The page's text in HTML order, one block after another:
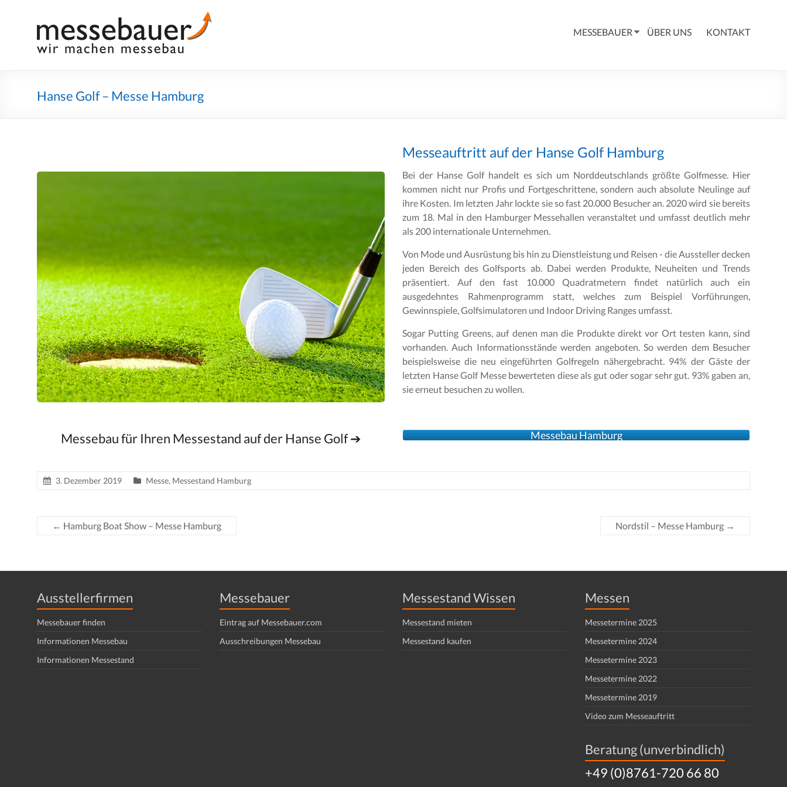
Messebauer
machen
Messebau
MESSEBAUER ÜBER UNS KONTAKT
Hanse Golf – Messe Hamburg
Messeauftritt auf der Hanse Golf Hamburg
Bei der Hanse Golf handelt es sich um Norddeutschlands größte Golfmesse. Hier
kommen nicht nur Profis und Fortgeschrittene, sondern auch absolute Neulinge auf
ihre Kosten. Im letzten Jahr lockte sie so fast 20.000 Besucher an. 2020 wird sie bereits
zum 18. Mal in den Hamburger Messehallen veranstaltet und umfasst deutlich mehr
als 200 internationale Unternehmen.
Von Mode und Ausrüstung bis hin zu Dienstleistung und Reisen - die Aussteller decken
jeden Bereich des Golfsports ab. Dabei werden Produkte, Neuheiten und Trends
präsentiert. Auf den fast 10.000 Quadratmetern findet natürlich auch ein
ausgedehntes Rahmenprogramm statt, welches zum Beispiel Vorführungen,
Gewinnspiele, Golfsimulatoren und Indoor Driving Ranges umfasst.
Sogar Putting Greens, auf denen man die Produkte direkt vor Ort testen kann, sind
vorhanden. Auch Informationsstände werden angeboten. So werden dem Besucher
beispielsweise die neu eingeführten Golfregeln nähergebracht. 94% der Gäste der
letzten Hanse Golf Messe bewerteten diese als gut oder sogar sehr gut. 93% gaben an,
sie erneut besuchen zu wollen.
Messebau für Ihren Messestand auf der Hanse Golf ➔ Messebau Hamburg
3. Dezember 2019 Messe, Messestand Hamburg
← Hamburg Boat Show – Messe Hamburg Nordstil – Messe Hamburg →
Ausstellerfirmen
Messebauer finden
Informationen Messebau
Informationen Messestand
Messebauer
Eintrag auf Messebauer.com
Ausschreibungen Messebau
Messestand Wissen
Messestand mieten
Messestand kaufen
Messen
Messetermine 2025
Messetermine 2024
Messetermine 2023
Messetermine 2022
Messetermine 2019
Video zum Messeauftritt
Beratung (unverbindlich)
+49 (0)8761-720 66 80